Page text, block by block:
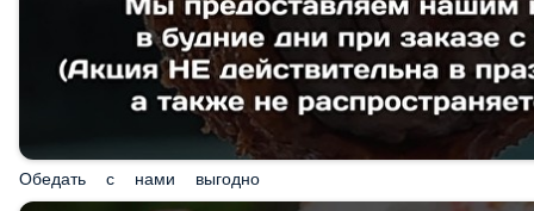
Обедать с нами выгодно